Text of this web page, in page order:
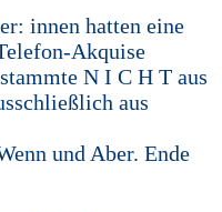
innen hatten eine
Akquise
N I C H T aus
aus
und Aber. Ende